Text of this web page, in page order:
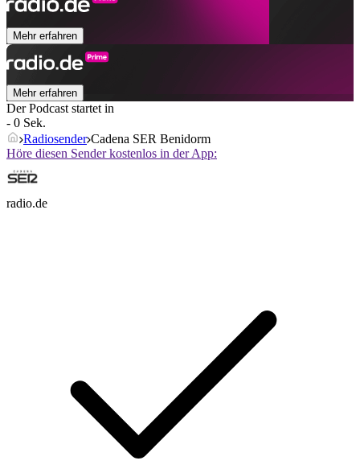
Mehr erfahren
Mehr erfahren
Der Podcast startet in
- 0 Sek.
Radiosender Cadena SER Benidorm
Höre diesen Sender kostenlos in der App:
radio.de